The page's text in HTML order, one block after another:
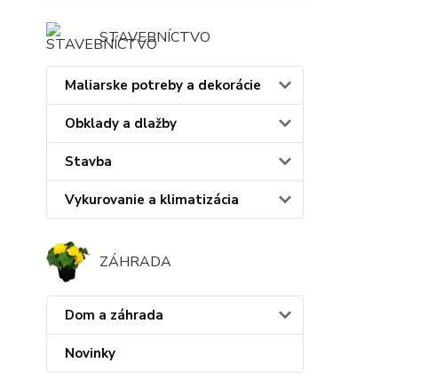
STAVEBNÍCTVO
Maliarske potreby a dekorácie
Obklady a dlažby
Stavba
Vykurovanie a klimatizácia
ZÁHRADA
Dom a záhrada
Novinky